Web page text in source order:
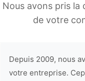
Nous avons pris
de votre
Depuis 2009, nous
votre entreprise.